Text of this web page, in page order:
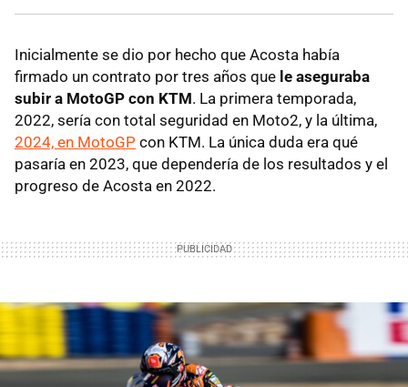
Inicialmente se dio por hecho que Acosta había
firmado un contrato por tres años que le aseguraba
subir a MotoGP con KTM. La primera temporada,
2022, sería con total seguridad en Moto2, y la última,
2024, en MotoGP con KTM. La única duda era qué
pasaría en 2023, que dependería de los resultados y el
progreso de Acosta en 2022.